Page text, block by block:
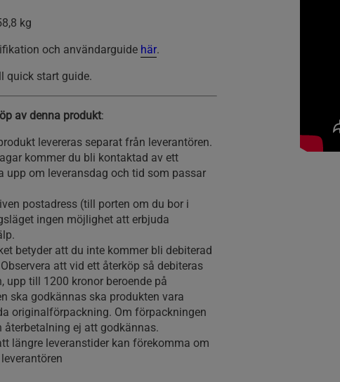
kg
och användarguide här.
quick start guide.
av denna produkt:
levereras separat från leverantören.
kommer du bli kontaktad av ett
upp om leveransdag och tid som passar
postadress (till porten om du bor i
ingen möjlighet att erbjuda
betyder att du inte kommer bli debiterad
att vid ett återköp så debiteras
upp till 1200 kronor beroende på
ska godkännas ska produkten vara
originalförpackning. Om förpackningen
återbetalning ej att godkännas.
längre leveranstider kan förekomma om